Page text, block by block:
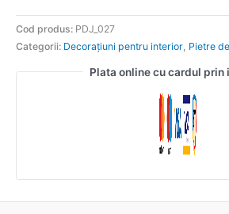
Cod produs: PDJ_027
Categorii: Decorațiuni pentru interior Pietre
Plata online cu cardul prin